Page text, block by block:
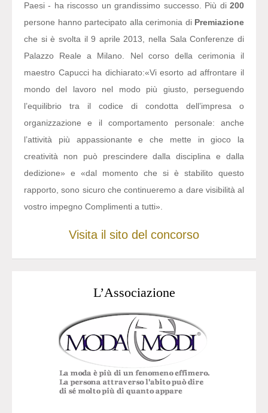
Paesi - ha riscosso un grandissimo successo. Più di 200
persone hanno partecipato alla cerimonia di Premiazione
che si è svolta il 9 aprile 2013, nella Sala Conferenze di
Palazzo Reale a Milano. Nel corso della cerimonia il
maestro Capucci ha dichiarato:«Vi esorto ad affrontare il
mondo del lavoro nel modo più giusto, perseguendo
l’equilibrio tra il codice di condotta dell’impresa o
organizzazione e il comportamento personale: anche
l’attività più appassionante e che mette in gioco la
creatività non può prescindere dalla disciplina e dalla
dedizione» e «dal momento che si è stabilito questo
rapporto, sono sicuro che continueremo a dare visibilità al
vostro impegno Complimenti a tutti».
Visita il sito del concorso
L’Associazione